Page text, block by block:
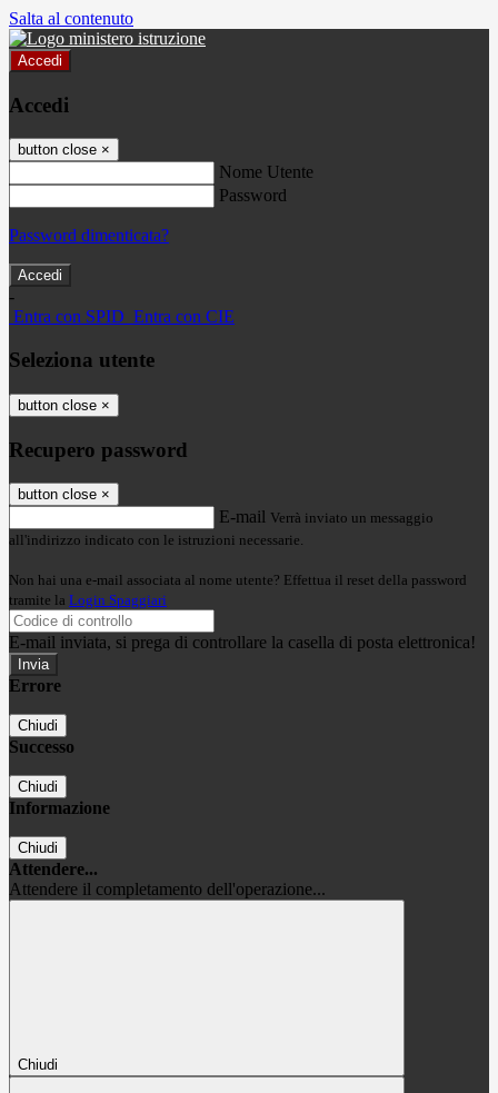
Salta al contenuto
Accedi
Accedi
button close ×
Nome Utente
Password
Password dimenticata?
-
Entra con SPID Entra con CIE
Seleziona utente
button close ×
Recupero password
button close ×
E-mail Verrà inviato un messaggio
all'indirizzo indicato con le istruzioni necessarie.
Non hai una e-mail associata al nome utente? Effettua il reset della password
tramite la Login Spaggiari
E-mail inviata, si prega di controllare la casella di posta elettronica!
Errore
Chiudi
Successo
Chiudi
Informazione
Chiudi
Attendere...
Attendere il completamento dell'operazione...
Chiudi